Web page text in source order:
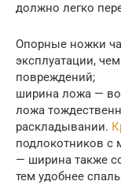
должно легко
Опорные ножки
эксплуатации,
повреждений;
ширина ложа —
ложа
раскладывании.
подлокотников с
— ширина также
тем удобнее